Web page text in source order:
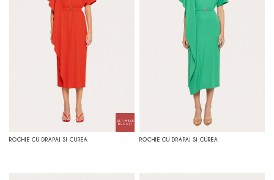
ROCHIE CU DRAPAJ SI CUREA ROCHIE CU DRAPAJ SI CUREA